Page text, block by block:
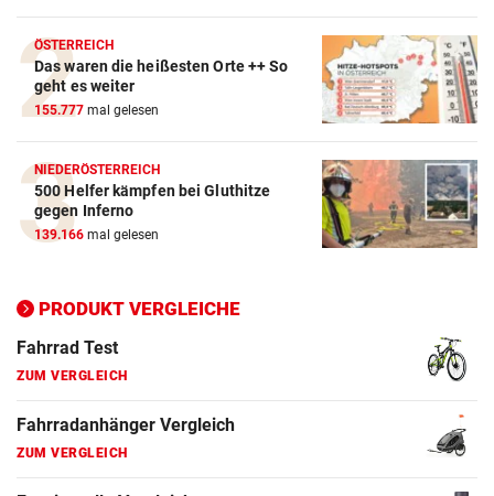
ÖSTERREICH
Das waren die heißesten Orte ++ So
geht es weiter
155.777 mal gelesen
NIEDERÖSTERREICH
500 Helfer kämpfen bei Gluthitze
gegen Inferno
139.166 mal gelesen
PRODUKT VERGLEICHE
Crosstrainer Vergleich
ZUM VERGLEICH
E-Bike Vergleich
ZUM VERGLEICH
Elektro-Scooter Vergleich
ZUM VERGLEICH
ZUM VERGLEICH
Fahrrad Test
ZUM VERGLEICH
Fahrradanhänger Vergleich
ZUM VERGLEICH